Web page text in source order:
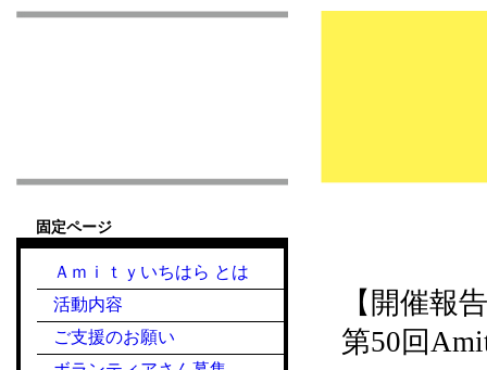
【開催報
第50回
固定ページ
Ａｍｉｔｙいちはら とは
活動内容
ご支援のお願い